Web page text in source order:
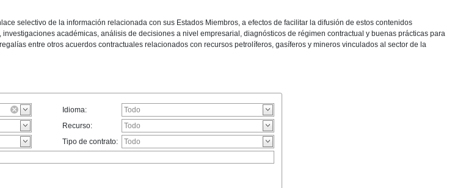
selectivo de la información relacionada con sus Estados Miembros, a efectos de facilitar la difusión de estos contenidos
académicas, análisis de decisiones a nivel empresarial, diagnósticos de régimen contractual y buenas prácticas para
entre otros acuerdos contractuales relacionados con recursos petrolíferos, gasíferos y mineros vinculados al sector de la
Idioma:
Recurso:
Tipo de contrato: